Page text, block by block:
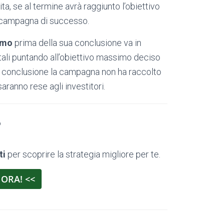
se al termine avrà raggiunto l’obiettivo
di successo.
prima della sua conclusione va in
puntando all’obiettivo massimo deciso
la campagna non ha raccolto
rese agli investitori.
per scoprire la strategia migliore per te.
<<